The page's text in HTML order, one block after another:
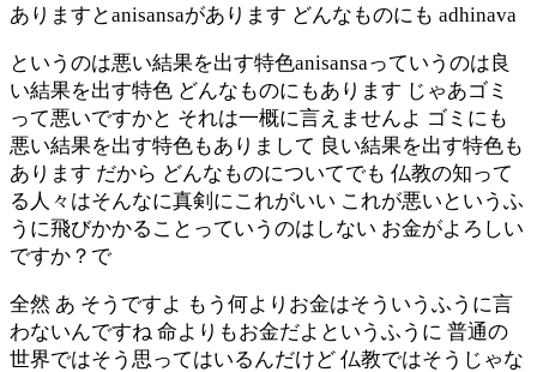
ありますとanisansaがあります どんなものにも adhinava
というのは悪い結果を出す特色anisansaっていうのは良
い結果を出す特色 どんなものにもあります じゃあゴミ
って悪いですかと それは一概に言えませんよ ゴミにも
悪い結果を出す特色もありまして 良い結果を出す特色も
あります だから どんなものについてでも 仏教の知って
る人々はそんなに真剣にこれがいい これが悪いというふ
うに飛びかかることっていうのはしない お金がよろしい
ですか？で
全然 あ そうですよ もう何よりお金はそういうふうに言
わないんですね 命よりもお金だよというふうに 普通の
世界ではそう思ってはいるんだけど 仏教ではそうじゃな